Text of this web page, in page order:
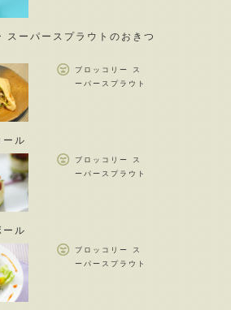
スーパースプラウトのおきつ
ブロッコリー ス
ーパースプラウト
ール
ブロッコリー ス
ーパースプラウト
ール
ブロッコリー ス
ーパースプラウト